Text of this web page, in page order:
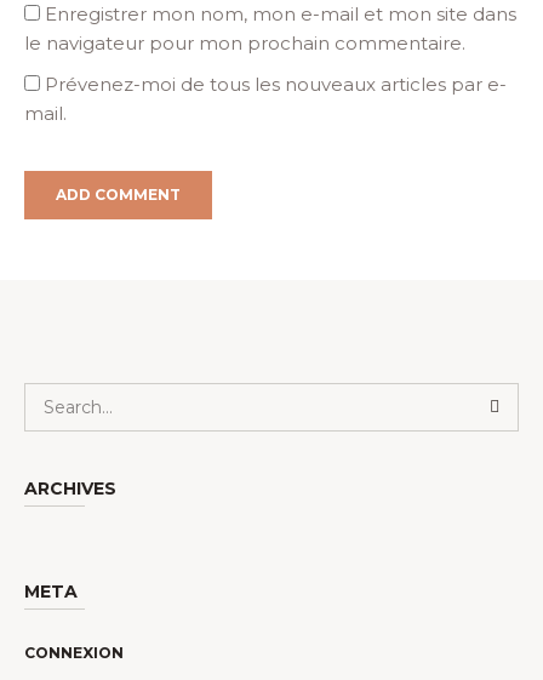
Enregistrer mon nom, mon e-mail et mon site dans
le navigateur pour mon prochain commentaire.
Prévenez-moi de tous les nouveaux articles par e-
mail.
ARCHIVES
META
CONNEXION